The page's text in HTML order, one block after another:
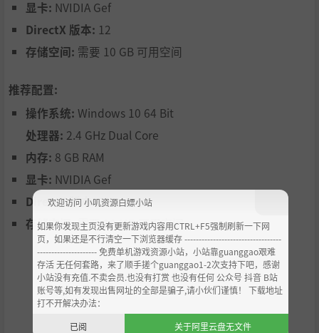
显卡: NVIDIA Gef
DirectX 版本: 12
存储空间: 需要 10 GB 可用空间
推荐配置:
操作系统: Windows 10 64 Bit
处理器: 2.4 GHz Dual Core
内存: 8 GB RAM
显卡: NVIDIA Gef
DirectX 版本:11
存储空间:需要 10 MB 可用空间
欢迎访问 小叽资源白嫖小站
如果你发现主页没有更新游戏内容用CTRL+F5强制刷新一下网
页，如果还是不行清空一下浏览器缓存 ----------------------------------
--------------------- 免费单机游戏资源小站，小站靠guanggao艰难
存活 无任何套路，来了顺手搓个guanggao1-2次支持下吧，感谢
小站没有充值.不卖会员.也没有打赏 也没有任何 公众号 抖音 B站
账号等,如有发现出售网址的全部是骗子,请小伙们谨慎！ 下载地址
打不开解决办法：
已阅
关于阿里云盘无文件